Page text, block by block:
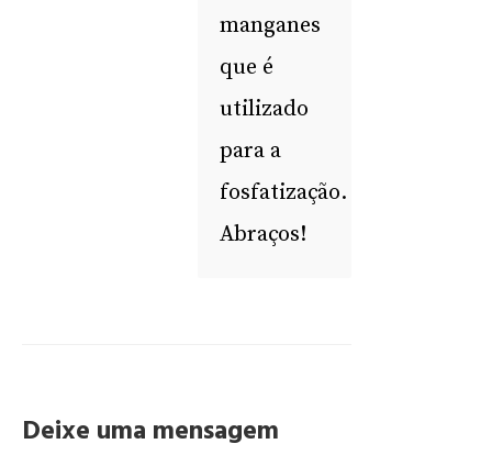
manganes
que é
utilizado
para a
fosfatização.
Abraços!
Deixe uma mensagem